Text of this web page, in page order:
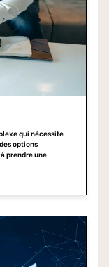
qui nécessite
options
prendre une